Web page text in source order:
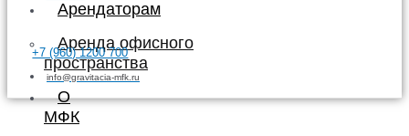
Арендаторам
Аренда офисного
пространства
О
МФК
+7 (960) 1200 700
info@gravitacia-mfk.ru